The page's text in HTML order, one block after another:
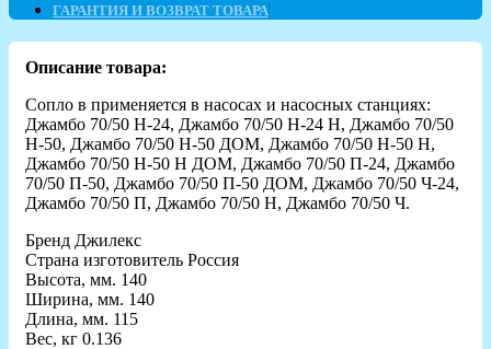
ГАРАНТИЯ И ВОЗВРАТ ТОВАРА
Описание товара:
Cопло в применяется в насосах и насосных станциях:
Джамбо 70/50 Н-24, Джамбо 70/50 Н-24 Н, Джамбо 70/50
Н-50, Джамбо 70/50 Н-50 ДОМ, Джамбо 70/50 Н-50 Н,
Джамбо 70/50 Н-50 Н ДОМ, Джамбо 70/50 П-24, Джамбо
70/50 П-50, Джамбо 70/50 П-50 ДОМ, Джамбо 70/50 Ч-24,
Джамбо 70/50 П, Джамбо 70/50 Н, Джамбо 70/50 Ч.
Бренд Джилекс
Страна изготовитель Россия
Высота, мм. 140
Ширина, мм. 140
Длина, мм. 115
Вес, кг 0.136